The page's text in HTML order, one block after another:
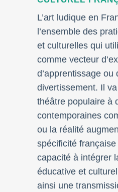
L’art ludique en
l’ensemble des
et culturelles qui
comme vecteur
d’apprentissage ou
divertissement. Il
théâtre populaire à
contemporaines
ou la réalité
spécificité
capacité à intégrer
éducative et
ainsi une